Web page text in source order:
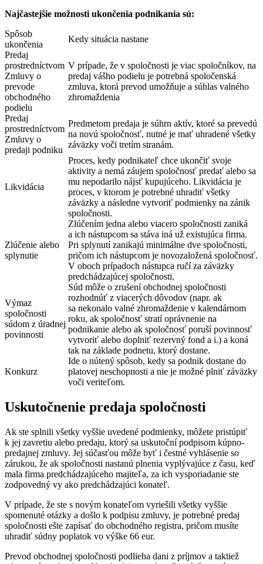
Najčastejšie možnosti ukončenia podnikania sú:
Spôsob
ukončenia
Kedy situácia nastane
Predaj
prostredníctvom
Zmluvy o
prevode
obchodného
podielu
V prípade, že v spoločnosti je viac spoločníkov, na
predaj vášho podielu je potrebná spoločenská
zmluva, ktorá prevod umožňuje a súhlas valného
zhromaždenia
Predaj
prostredníctvom
Zmluvy o
predaji podniku
Predmetom predaja je súhrn aktív, ktoré sa prevedú
na novú spoločnosť, nutné je mať uhradené všetky
záväzky voči tretím stranám.
Likvidácia
Proces, kedy podnikateľ chce ukončiť svoje
aktivity a nemá záujem spoločnosť predať alebo sa
mu nepodarilo nájsť kupujúceho. Likvidácia je
proces, v ktorom je potrebné uhradiť všetky
záväzky a následne vytvoriť podmienky na zánik
spoločnosti.
Zlúčenie alebo
splynutie
Zlúčením jedna alebo viacero spoločnosti zaniká
a ich nástupcom sa stáva iná už existujúca firma.
Pri splynutí zanikajú minimálne dve spoločnosti,
pričom ich nástupcom je novozaložená spoločnosť.
V oboch prípadoch nástupca ručí za záväzky
predchádzajúcej spoločnosti.
Výmaz
spoločnosti
súdom z úradnej
povinnosti
Súd môže o zrušení obchodnej spoločnosti
rozhodnúť z viacerých dôvodov (napr. ak
sa nekonalo valné zhromaždenie v kalendárnom
roku, ak spoločnosť stratí oprávnenie na
podnikanie alebo ak spoločnosť poruší povinnosť
vytvoriť alebo doplniť rezervný fond a i.) a koná
tak na základe podnetu, ktorý dostane.
Konkurz
Ide o nútený spôsob, kedy sa podnik dostane do
platovej neschopnosti a nie je možné plniť záväzky
voči veriteľom.
Uskutočnenie predaja spoločnosti
Ak ste splnili všetky vyššie uvedené podmienky, môžete pristúpiť
k jej zavretiu alebo predaju, ktorý sa uskutoční podpisom kúpno-
predajnej zmluvy. Jej súčasťou môže byť i čestné vyhlásenie so
zárukou, že ak spoločnosti nastanú plnenia vyplývajúce z času, keď
mala firma predchádzajúceho majiteľa, za ich vysporiadanie ste
zodpovedný vy ako predchádzajúci konateľ.
V prípade, že ste s novým konateľom vyriešili všetky vyššie
spomenuté otázky a došlo k podpisu zmluvy, je potrebné predaj
spoločnosti ešte zapísať do obchodného registra, pričom musíte
uhradiť súdny poplatok vo výške 66 eur.
Prevod obchodnej spoločnosti podlieha dani z príjmov a taktiež